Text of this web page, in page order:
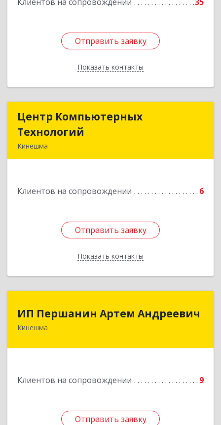
Отправить заявку
Показать контакты
Отправить заявку
Назад
Центр Компьютерных
Технологий
Кинешма
Клиентов на сопровождении 6
Отправить заявку
Показать контакты
Центр Компьютерных
Подробнее
Отправить заявку
Назад
ИП Першанин Артем Андреевич
Кинешма
Клиентов на сопровождении 9
Отправить заявку
Отправить заявку